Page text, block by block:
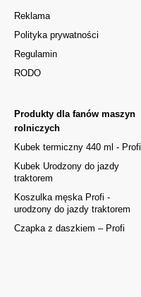
Reklama
Polityka prywatności
Regulamin
RODO
Produkty dla fanów maszyn
rolniczych
Kubek termiczny 440 ml - Profi
Kubek Urodzony do jazdy
traktorem
Koszulka męska Profi -
urodzony do jazdy traktorem
Czapka z daszkiem – Profi